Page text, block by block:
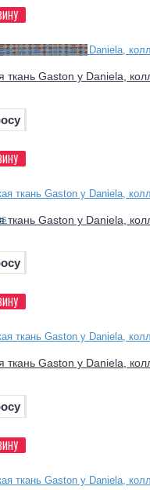
ткань Gaston y Daniela,
ткань Gaston y Daniela,
ткань Gaston y Daniela,